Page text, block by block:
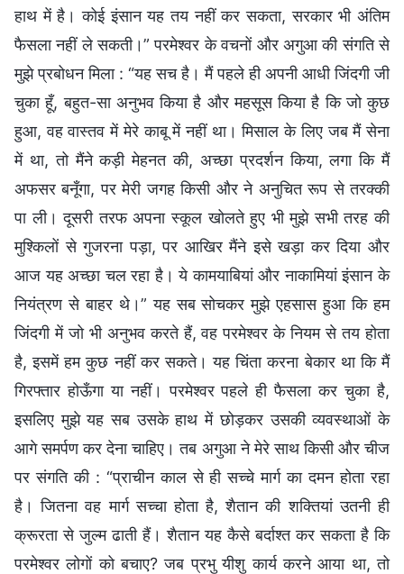
हाथ में है। कोई इंसान यह तय नहीं कर सकता, सरकार भी अंतिम
फैसला नहीं ले सकती।” परमेश्वर के वचनों और अगुआ की संगति से
मुझे प्रबोधन मिला : “यह सच है। मैं पहले ही अपनी आधी जिंदगी जी
चुका हूँ, बहुत-सा अनुभव किया है और महसूस किया है कि जो कुछ
हुआ, वह वास्तव में मेरे काबू में नहीं था। मिसाल के लिए जब मैं सेना
में था, तो मैंने कड़ी मेहनत की, अच्छा प्रदर्शन किया, लगा कि मैं
अफसर बनूँगा, पर मेरी जगह किसी और ने अनुचित रूप से तरक्की
पा ली। दूसरी तरफ अपना स्कूल खोलते हुए भी मुझे सभी तरह की
मुश्किलों से गुजरना पड़ा, पर आखिर मैंने इसे खड़ा कर दिया और
आज यह अच्छा चल रहा है। ये कामयाबियां और नाकामियां इंसान के
नियंत्रण से बाहर थे।” यह सब सोचकर मुझे एहसास हुआ कि हम
जिंदगी में जो भी अनुभव करते हैं, वह परमेश्वर के नियम से तय होता
है, इसमें हम कुछ नहीं कर सकते। यह चिंता करना बेकार था कि मैं
गिरफ्तार होऊँगा या नहीं। परमेश्वर पहले ही फैसला कर चुका है,
इसलिए मुझे यह सब उसके हाथ में छोड़कर उसकी व्यवस्थाओं के
आगे समर्पण कर देना चाहिए। तब अगुआ ने मेरे साथ किसी और चीज
पर संगति की : “प्राचीन काल से ही सच्चे मार्ग का दमन होता रहा
है। जितना वह मार्ग सच्चा होता है, शैतान की शक्तियां उतनी ही
क्रूरता से जुल्म ढाती हैं। शैतान यह कैसे बर्दाश्त कर सकता है कि
परमेश्वर लोगों को बचाए? जब प्रभु यीशु कार्य करने आया था, तो